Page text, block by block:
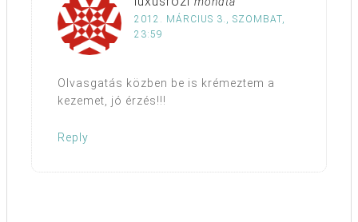
2012. MÁRCIUS 3., SZOMBAT,
23:59
Olvasgatás közben be is krémeztem a
kezemet, jó érzés!!!
Reply